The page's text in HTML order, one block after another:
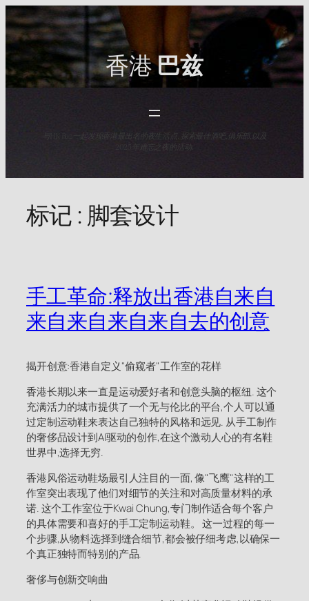
Skip
to
content
香港巴兹
与HK Baz一起发现香港最出名的夜生活点. 探索最佳酒吧,俱乐部,以及
2025年难忘之夜的活动.
标记 : 脚套设计
手工革命:释放出香港自来自
来自来自来自来自去的创意
揭开创意:香港自定义"偷窥者"工作室的花样
香港长期以来一直是运动爱好者和创意头脑的枢纽. 这个
充满活力的城市提供了一个无与伦比的平台,个人可以通
过定制运动鞋来表达自己独特的风格和远见. 从手工制作
的奢侈品设计到AI驱动的创作,在这个激动人心的有名鞋
世界中,选择无穷.
香港风俗运动鞋场最引人注目的一面, 像"飞鹰"这样的工
作室突出表现了他们对细节的关注和对高质量材料的承
诺. 这个工作室位于Kwai Chung,专门制作适合每个客户
的具体需要和喜好的手工定制运动鞋。 这一过程的每一
个步骤,从物料选择到缝合细节,都会被仔细考虑,以确保一
个真正独特而特别的产品.
奢侈与创新交响曲